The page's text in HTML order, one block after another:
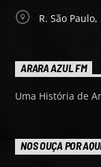
R. São
ARARA AZUL FM
Uma História de
NOS OUÇA POR